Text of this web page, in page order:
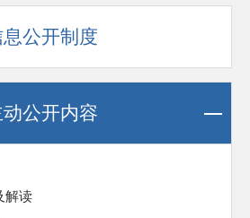
公开制度
公开内容
解读